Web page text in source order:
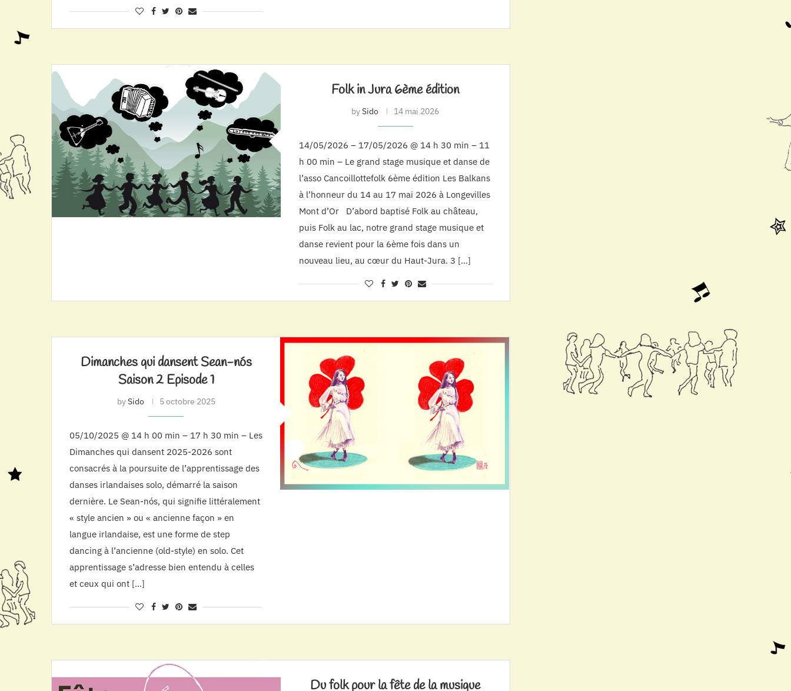
Folk in Jura 6ème édition
bySido 14 mai 2026
14/05/2026 – 17/05/2026 @ 14 h 30 min – 11
h 00 min – Le grand stage musique et danse de
l’asso Cancoillottefolk 6ème édition Les Balkans
à l’honneur du 14 au 17 mai 2026 à Longevilles
Mont d’Or D’abord baptisé Folk au château,
puis Folk au lac, notre grand stage musique et
danse revient pour la 6ème fois dans un
nouveau lieu, au cœur du Haut-Jura. 3 […]
Dimanches qui dansent Sean-nós
Saison 2 Episode 1
bySido 5 octobre 2025
05/10/2025 @ 14 h 00 min – 17 h 30 min – Les
Dimanches qui dansent 2025-2026 sont
consacrés à la poursuite de l’apprentissage des
danses irlandaises solo, démarré la saison
dernière. Le Sean-nós, qui signifie littéralement
« style ancien » ou « ancienne façon » en
langue irlandaise, est une forme de step
dancing à l’ancienne (old-style) en solo. Cet
apprentissage s’adresse bien entendu à celles
et ceux qui ont […]
Du folk pour la fête de la musique